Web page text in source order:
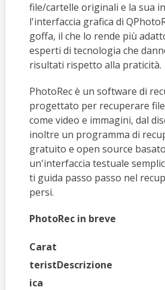
file/cartelle originali e la sua
l'interfaccia grafica di
goffa, il che lo rende più
esperti di tecnologia che
risultati rispetto alla praticità.
PhotoRec è un software di
progettato per recuperare
come video e immagini, dal
inoltre un programma di
gratuito e open source
un'interfaccia testuale
ti guida passo passo nel
persi.
PhotoRec in breve
Carat
terist
ica
Descrizione